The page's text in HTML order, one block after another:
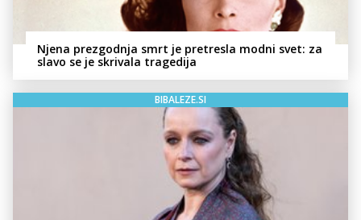
Njena prezgodnja smrt je pretresla modni svet: za
slavo se je skrivala tragedija
BIBALEZE.SI